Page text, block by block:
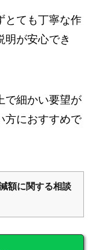
とても丁寧な作
明が安心でき
で細かい要望が
方におすすめで
額に関する相談